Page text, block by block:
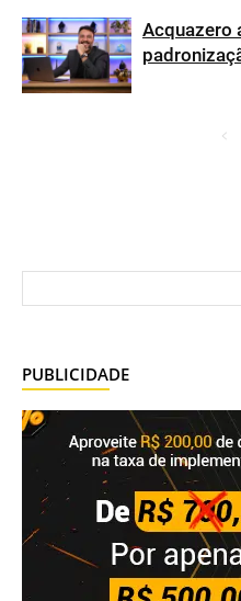
Acquazero
PUBLICIDADE